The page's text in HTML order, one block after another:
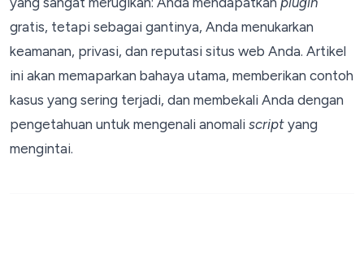
gratis, tetapi sebagai gantinya, Anda menukarkan
keamanan, privasi, dan reputasi situs web Anda. Artikel
ini akan memaparkan bahaya utama, memberikan contoh
kasus yang sering terjadi, dan membekali Anda dengan
pengetahuan untuk mengenali anomali script yang
mengintai.